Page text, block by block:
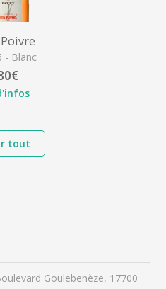
- Blanc
tout
Goulebenèze, 17700